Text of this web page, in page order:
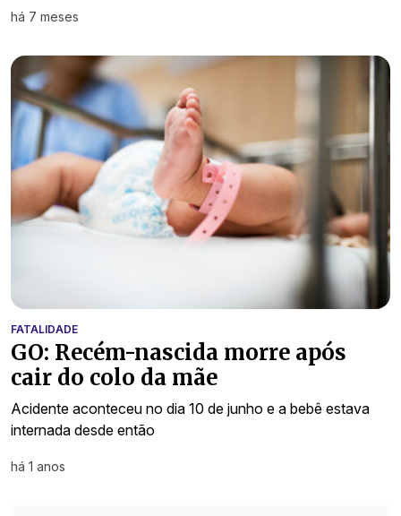
há 7 meses
FATALIDADE
GO: Recém-nascida morre após
cair do colo da mãe
Acidente aconteceu no dia 10 de junho e a bebê estava
internada desde então
há 1 anos